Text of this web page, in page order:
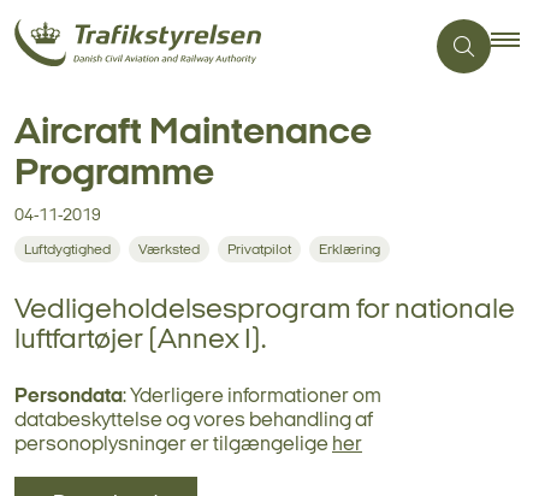
Aircraft Maintenance
Programme
04-11-2019
Luftdygtighed Værksted Privatpilot Erklæring
Vedligeholdelsesprogram for nationale
luftfartøjer (Annex I).
Persondata: Yderligere informationer om
databeskyttelse og vores behandling af
personoplysninger er tilgængelige her